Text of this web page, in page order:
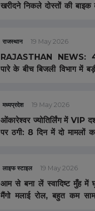
खरीदने निकले दोस्तों की बाइक
राजस्थान 19 May 2026
RAJASTHAN NEWS:
पारे के बीच बिजली विभाग में
मध्यप्रदेश 19 May 2026
ओंकारेश्वर ज्योतिर्लिंग में VIP
पर ठगी: 8 दिन में दो मामलों
वैधानिक वेबसाइट से ही लें पास
लाइफ स्टाइल 19 May 2026
आम से बना लें स्वादिष्ट मुँह में
मैंगो मलाई रोल, बहुत कम